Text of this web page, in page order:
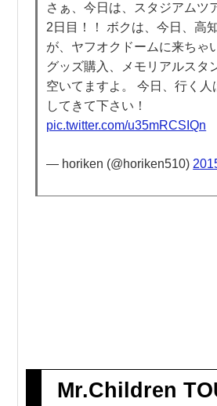
さぁ、今日は、スタジアムツ
2日目！！ ボクは、今日、高
が、ヤフオクドームに来ちゃ
グッズ購入、メモリアルスタ
空いてますよ。 今日、行く人
してきて下さい！
pic.twitter.com/u35mRCSIQn
— horiken (@horiken510)
Mr.Children